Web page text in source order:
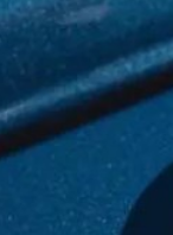
惠州市惠城区江北
厦门市思明区湖滨
福州市鼓楼区五四
成都市锦江区人民
重庆市江北区观音
长沙市芙蓉区定王
郑州市二七区铭功